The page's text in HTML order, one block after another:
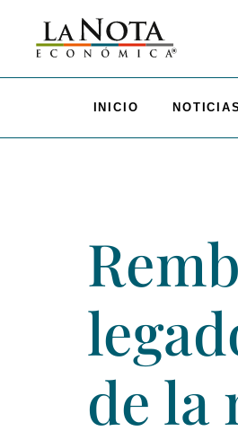
INICIO
de la